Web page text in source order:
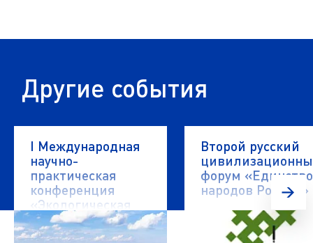
Другие события
I Международная
научно-
практическая
конференция
«Экологическая
безопасность
водных объектов»
Второй русский
форум «Единство
народов России»